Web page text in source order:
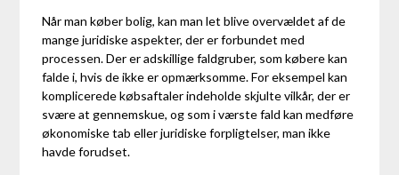
Når man køber bolig, kan man let blive overvældet af de
mange juridiske aspekter, der er forbundet med
processen. Der er adskillige faldgruber, som købere kan
falde i, hvis de ikke er opmærksomme. For eksempel kan
komplicerede købsaftaler indeholde skjulte vilkår, der er
svære at gennemskue, og som i værste fald kan medføre
økonomiske tab eller juridiske forpligtelser, man ikke
havde forudset.